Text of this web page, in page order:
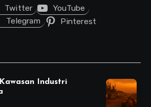
Twitter
YouTube
Telegram Pinterest
Industri